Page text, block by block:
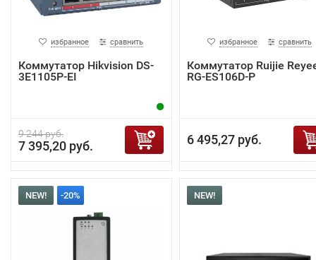
избранное сравнить
Коммутатор Hikvision DS-
3E1105P-EI
9 244 руб.
7 395,20 руб.
избранное сравнить
Коммутатор Ruijie
RG-ES106D-P
6 495,27 руб.
NEW! -20% NEW!